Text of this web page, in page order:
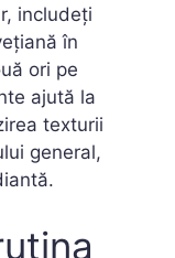
includeți
în
ori pe
ajută la
texturii
general,